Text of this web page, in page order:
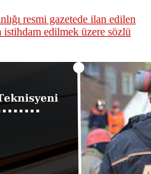
resmi gazetede ilan edilen
istihdam edilmek üzere sözlü